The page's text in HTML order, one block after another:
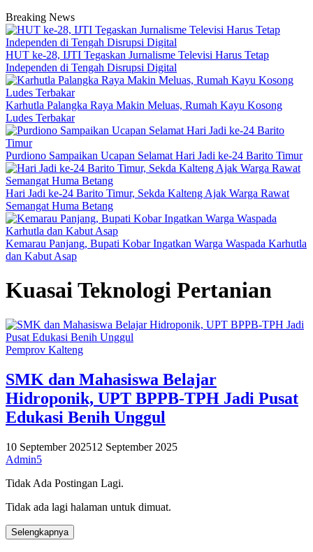
Breaking News
HUT ke-28, IJTI Tegaskan Jurnalisme Televisi Harus Tetap
Independen di Tengah Disrupsi Digital
Karhutla Palangka Raya Makin Meluas, Rumah Kayu Kosong
Ludes Terbakar
Purdiono Sampaikan Ucapan Selamat Hari Jadi ke-24 Barito Timur
Hari Jadi ke-24 Barito Timur, Sekda Kalteng Ajak Warga Rawat
Semangat Huma Betang
Kemarau Panjang, Bupati Kobar Ingatkan Warga Waspada Karhutla
dan Kabut Asap
Kuasai Teknologi Pertanian
Pemprov Kalteng
SMK dan Mahasiswa Belajar
Hidroponik, UPT BPPB-TPH Jadi Pusat
Edukasi Benih Unggul
10 September 202512 September 2025
Admin5
Tidak Ada Postingan Lagi.
Tidak ada lagi halaman untuk dimuat.
Selengkapnya